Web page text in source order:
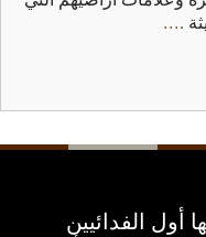
...
الفدائيين